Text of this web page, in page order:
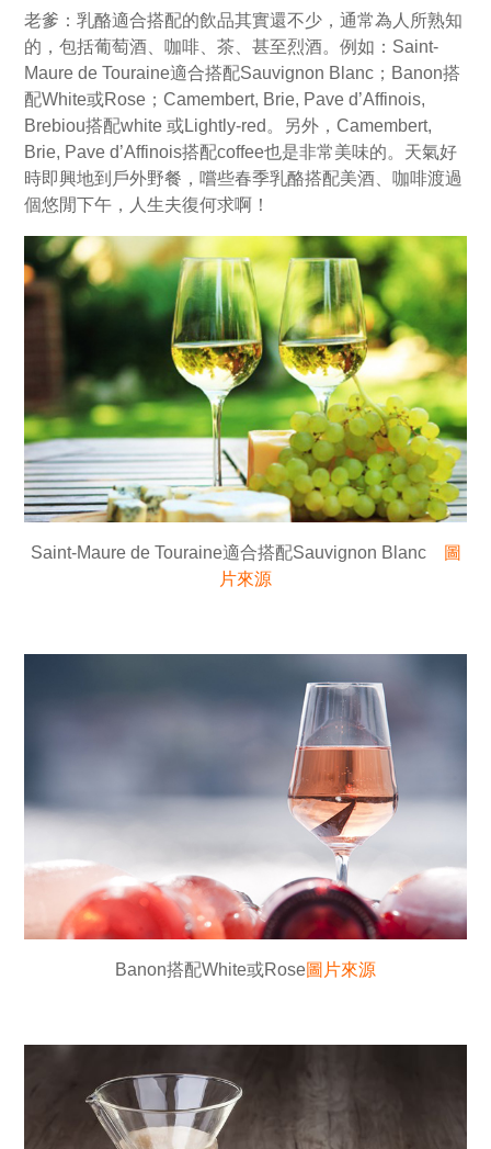
老爹：乳酪適合搭配的飲品其實還不少，通常為人所熟知
的，包括葡萄酒、咖啡、茶、甚至烈酒。例如：Saint-
Maure de Touraine適合搭配Sauvignon Blanc；Banon搭
配White或Rose；Camembert, Brie, Pave d’Affinois,
Brebiou搭配white 或Lightly-red。另外，Camembert,
Brie, Pave d’Affinois搭配coffee也是非常美味的。天氣好
時即興地到戶外野餐，嚐些春季乳酪搭配美酒、咖啡渡過
個悠閒下午，人生夫復何求啊！
Saint-Maure de Touraine適合搭配Sauvignon Blanc
圖
片來源
Banon搭配White或Rose圖片來源